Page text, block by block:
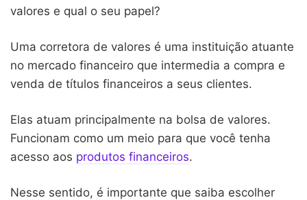
valores e qual o seu papel?
Uma corretora de valores é uma instituição atuante
no mercado financeiro que intermedia a compra e
venda de títulos financeiros a seus clientes.
Elas atuam principalmente na bolsa de valores.
Funcionam como um meio para que você tenha
acesso aos produtos financeiros.
Nesse sentido, é importante que saiba escolher